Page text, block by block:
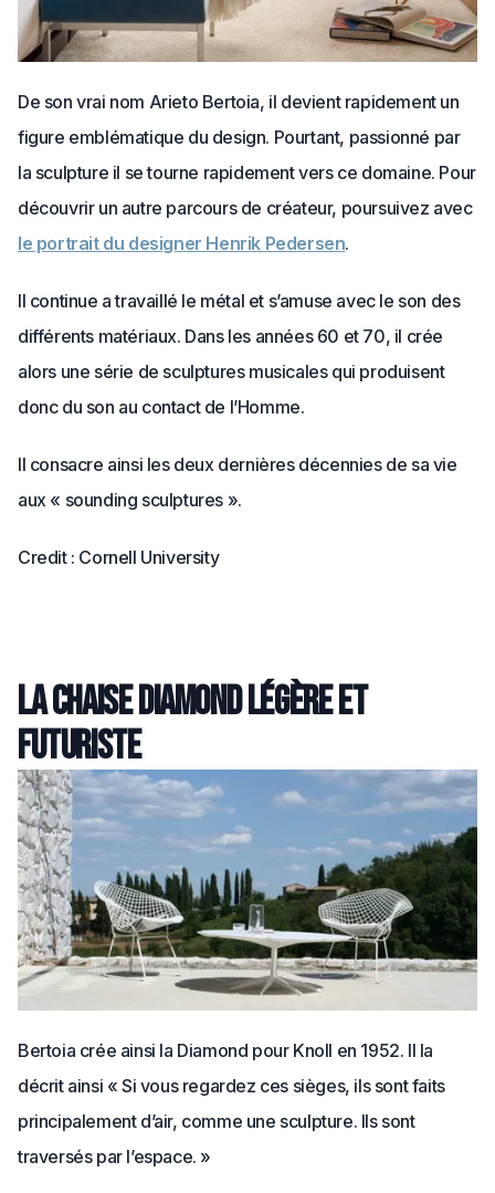
De son vrai nom Arieto Bertoia, il devient rapidement un
figure emblématique du design. Pourtant, passionné par
la sculpture il se tourne rapidement vers ce domaine. Pour
découvrir un autre parcours de créateur, poursuivez avec
le portrait du designer Henrik Pedersen.
Il continue a travaillé le métal et s’amuse avec le son des
différents matériaux. Dans les années 60 et 70, il crée
alors une série de sculptures musicales qui produisent
donc du son au contact de l’Homme.
Il consacre ainsi les deux dernières décennies de sa vie
aux « sounding sculptures ».
Credit : Cornell University
La chaise Diamond légère et
futuriste
Bertoia crée ainsi la Diamond pour Knoll en 1952. Il la
décrit ainsi « Si vous regardez ces sièges, ils sont faits
principalement d’air, comme une sculpture. Ils sont
traversés par l’espace. »